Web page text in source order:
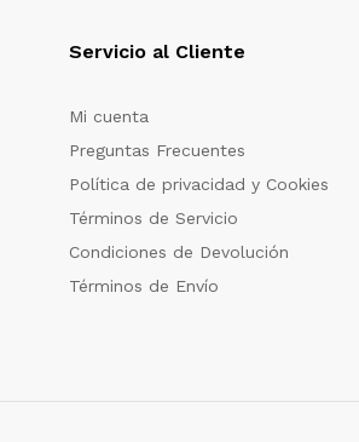
Servicio al Cliente
Mi cuenta
Preguntas Frecuentes
Política de privacidad y Cookies
Términos de Servicio
Condiciones de Devolución
Términos de Envío